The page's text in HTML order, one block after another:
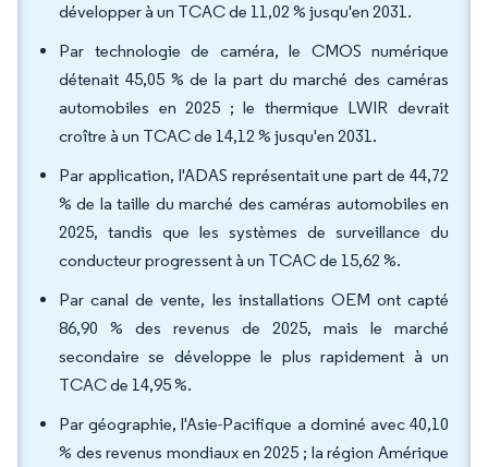
développer à un TCAC de 11,02 % jusqu'en 2031.
Par technologie de caméra, le CMOS numérique
détenait 45,05 % de la part du marché des caméras
automobiles en 2025 ; le thermique LWIR devrait
croître à un TCAC de 14,12 % jusqu'en 2031.
Par application, l'ADAS représentait une part de 44,72
% de la taille du marché des caméras automobiles en
2025, tandis que les systèmes de surveillance du
conducteur progressent à un TCAC de 15,62 %.
Par canal de vente, les installations OEM ont capté
86,90 % des revenus de 2025, mais le marché
secondaire se développe le plus rapidement à un
TCAC de 14,95 %.
Par géographie, l'Asie-Pacifique a dominé avec 40,10
% des revenus mondiaux en 2025 ; la région Amérique